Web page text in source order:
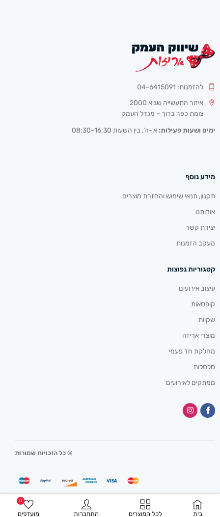
בית לכל המוצרים התחברות מועדפים
0
להזמנות: 04-6415091
איזור התעשייה שגיא 2000
צומת כפר ברוך – מגדל העמק
ימים ושעות פעילות: א’-ה’, בין השעות 08:30-16:30
מידע נוסף
תקנון, תנאי שימוש והחזרת מוצרים
אודותנו
יצירת קשר
מעקב הזמנות
קטגוריות נפוצות
עיצוב אירועים
קופסאות
שקיות
מוצרי אריזה
מחלקת חד פעמי
סלסלות
ממתקים לאירועים
© כל הזכויות שמורות